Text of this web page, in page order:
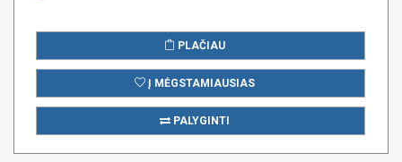
PLAČIAU
Į MĖGSTAMIAUSIAS
PALYGINTI